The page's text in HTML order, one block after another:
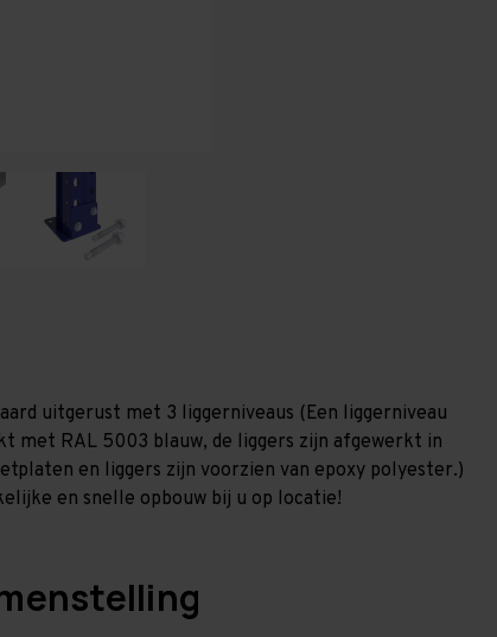
uitgerust met 3 liggerniveaus (Een liggerniveau
met RAL 5003 blauw, de liggers zijn afgewerkt in
en liggers zijn voorzien van epoxy polyester.)
en snelle opbouw bij u op locatie!